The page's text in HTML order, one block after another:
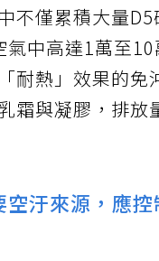
不僅累積大量
氣中高達1萬至
耐熱」效果的免
霜與凝膠，排放
汙來源，應